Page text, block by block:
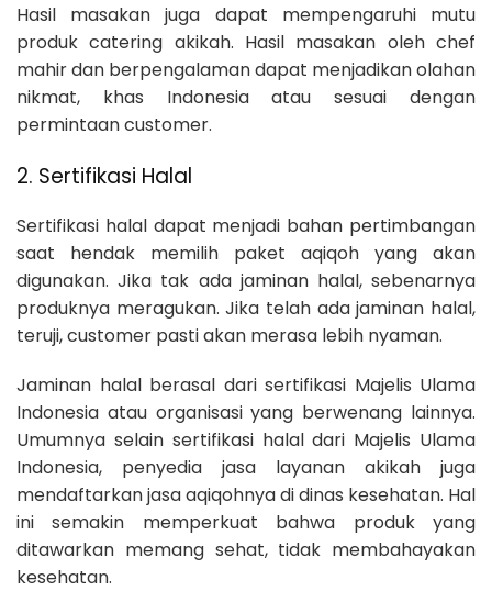
Hasil masakan juga dapat mempengaruhi mutu
produk catering akikah. Hasil masakan oleh chef
mahir dan berpengalaman dapat menjadikan olahan
nikmat, khas Indonesia atau sesuai dengan
permintaan customer.
2. Sertifikasi Halal
Sertifikasi halal dapat menjadi bahan pertimbangan
saat hendak memilih paket aqiqoh yang akan
digunakan. Jika tak ada jaminan halal, sebenarnya
produknya meragukan. Jika telah ada jaminan halal,
teruji, customer pasti akan merasa lebih nyaman.
Jaminan halal berasal dari sertifikasi Majelis Ulama
Indonesia atau organisasi yang berwenang lainnya.
Umumnya selain sertifikasi halal dari Majelis Ulama
Indonesia, penyedia jasa layanan akikah juga
mendaftarkan jasa aqiqohnya di dinas kesehatan. Hal
ini semakin memperkuat bahwa produk yang
ditawarkan memang sehat, tidak membahayakan
kesehatan.